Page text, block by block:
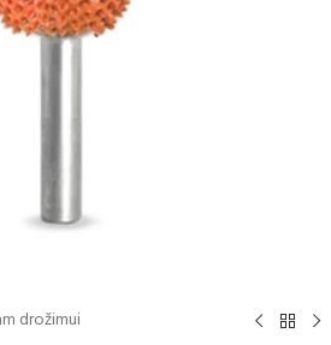
drožimui